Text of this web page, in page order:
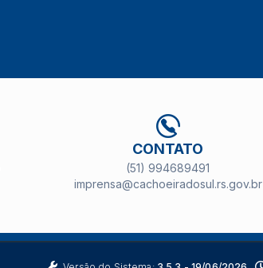
CONTATO
(51) 994689491
imprensa@cachoeiradosul.rs.gov.br